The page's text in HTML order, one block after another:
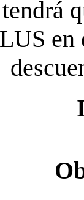
en